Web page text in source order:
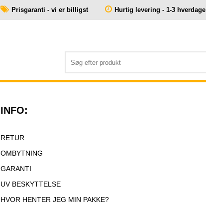
Prisgaranti - vi er billigst Hurtig levering - 1-3 hverdage
INFO:
RETUR
OMBYTNING
GARANTI
UV BESKYTTELSE
HVOR HENTER JEG MIN PAKKE?